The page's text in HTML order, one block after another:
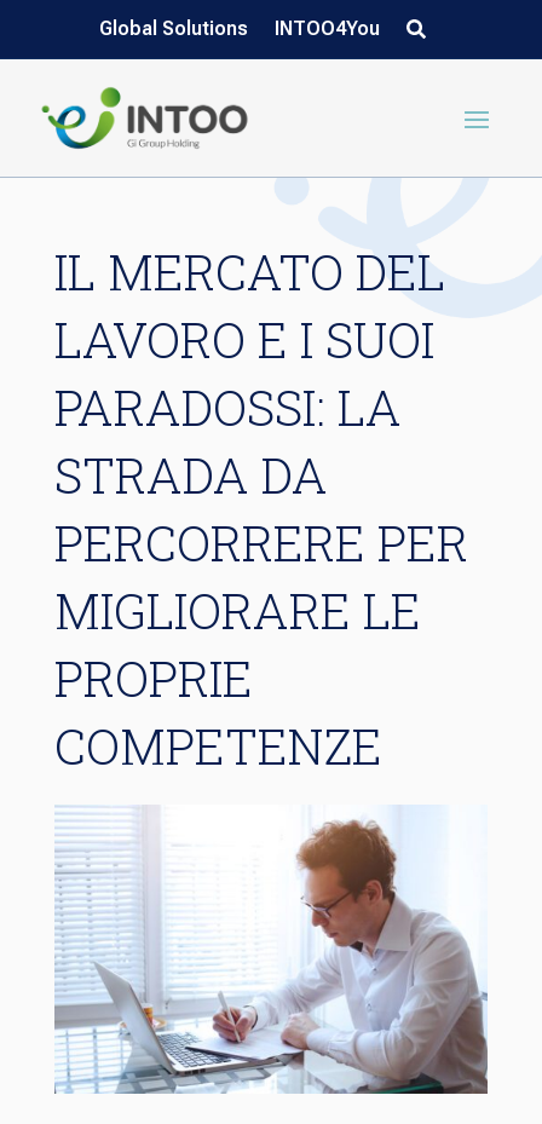
Global Solutions INTOO4You
IL MERCATO DEL
LAVORO E I SUOI
PARADOSSI: LA
STRADA DA
PERCORRERE PER
MIGLIORARE LE
PROPRIE
COMPETENZE